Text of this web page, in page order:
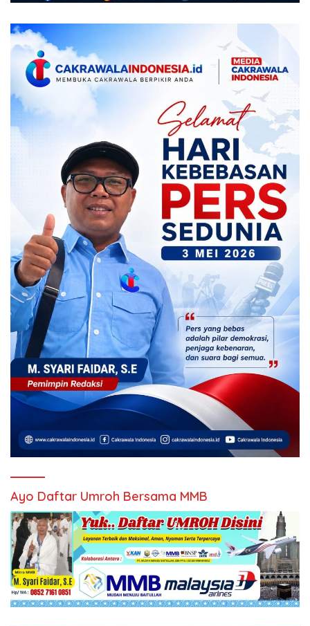
Ayo Daftar Umroh Bersama MMB